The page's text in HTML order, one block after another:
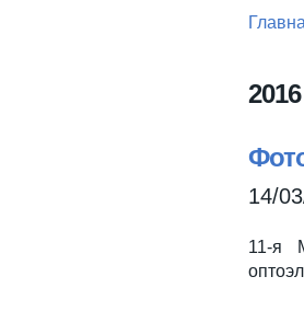
2016
14/
11-я